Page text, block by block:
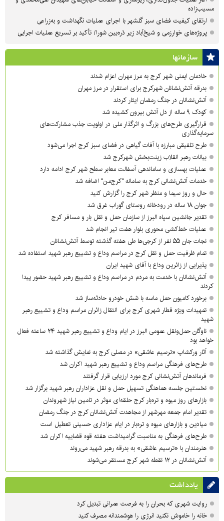
مسیب‌زاده
ارتقای کیفیت فضای سبز گلشهر با اجرای عملیات نگهداشت و به‌زراعی
پروژه‌های خوارزمی و شیخ‌آباد زیر ذره‌بین شورا/ تأکید بر تسریع عملیات اجرایی
سازمان‎ها
خادمان ایمنی شهر کرج به مرز مهران اعزام شدند
بدرقه آتش‌نشانان شهرکرج برای استقرار در مرز مهران
آتش‌نشانان در جنگ رمضان ایثار کردند
کودک ۹ ساله از دل آتش بیرون کشیده شد
قرارگیری طرح‌های بزرگ و اثرگذار ملی در اولویت‌ جذب مشارکت‌های
سرمایه‌گذاری
طرح تلفیقی مبارزه با آفات گیاهی در فضای سبز کرج اجرا می‌شود
بیانات رهبر انقلاب زینت‌بخش شهرکرج شد
عملیات بهسازی و ساماندهی آسفالت معابر سطح شهر کرج ادامه دارد
خدمات آتش‌نشانی کرج به سامانه "کرج‌من" اضافه شد
حال و روز سیما و منظر شهر کرج را گزارش کنید
جوان ۱۸ ساله در رودخانه روستای گوراب غرق شد
تقدیر جانشین سپاه البرز از سازمان حمل و نقل بار و مسافر کرج
عملیات خط‌کشی محوری بلوار هفت تیر انجام شد
نجات جان ۵۵ نفر از کرجی‌ها طی هفته گذشته توسط آتش‌نشانان
تمام ظرفیت حمل و نقل کرج در مراسم وداع و تشییع رهبر شهید استفاده شد
پذیرایی از زائرین وداع با آقای شهید ایران
آتش‌نشانان با خدمت به مردم در مراسم وداع و تشییع رهبر شهید حضور پیدا
کردند
برخورد کامیون حمل ماسه با شش خودرو حادثه‌ساز شد
تمهیدات ویژه قطار شهری کرج برای انتقال زائران مراسم وداع و تشییع رهبر
شهید
ناوگان حمل‌ونقل عمومی البرز در ایام وداع و تشییع رهبر شهید ۲۴ ساعته فعال
خواهد بود
آثار ورکشاپ «ترسیم عاشقی» در مصلی کرج به نمایش گذاشته شد
طرح‌های فرهنگی مراسم وداع و تشییع رهبر شهید اکران شد
فرماندهان آتش‌نشانی کرج مورد ارزیابی قرار گرفتند
نخستین جلسه هماهنگی تسهیل حمل و نقل عزاداران رهبر شهید برگزار شد
بازارهای روز میوه و تره‌بار کرج حلقه‌ای موثر در تامین نیاز شهروندان
تقدیر امام جمعه مهرشهر از مجاهدت آتش‌نشانان کرج در جنگ رمضان
میادین و بازارهای میوه و تره‌بار در ایام عزاداری حسینی تعطیل است
طرح‌های فرهنگی به مناسبت گرامیداشت هفته قوه قضاییه اکران شد
هنرمندان با «ترسیم عاشقی» به بدرقه رهبر شهید می‌روند
آتش‌نشانان در ۱۲ نقطه شهر کرج مستقر می‌شوند
یادداشت
روایت شهری که بحران را به فرصت عمرانی تبدیل کرد
خانه را خاموش نکنید انرژی را هوشمندانه مصرف کنید